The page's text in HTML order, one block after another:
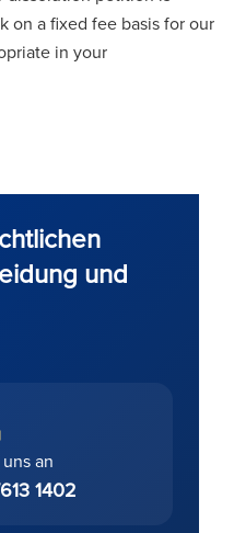
on a fixed fee basis for our
in your
und
an
1402